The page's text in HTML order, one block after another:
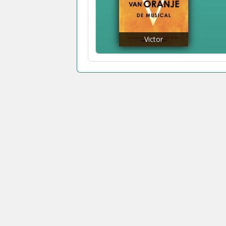
Victor